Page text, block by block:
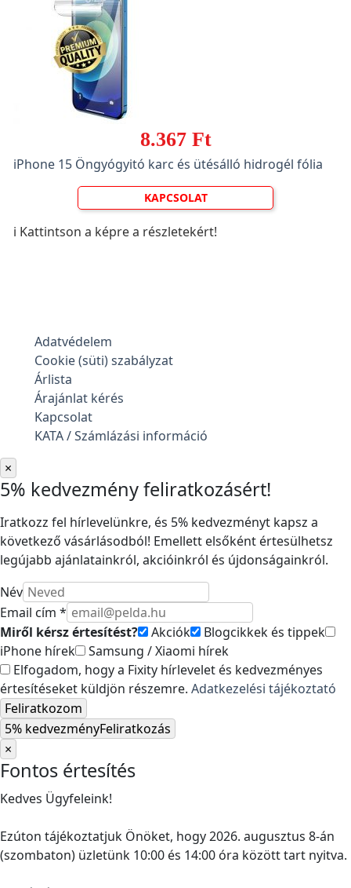
8.367 Ft
iPhone 15 Öngyógyitó karc és ütésálló hidrogél fólia
KAPCSOLAT
ℹ️ Kattintson a képre a részletekért!
Adatvédelem
Cookie (süti) szabályzat
Árlista
Árajánlat kérés
Kapcsolat
KATA / Számlázási információ
×
5% kedvezmény feliratkozásért!
Iratkozz fel hírlevelünkre, és 5% kedvezményt kapsz a
következő vásárlásodból! Emellett elsőként értesülhetsz
legújabb ajánlatainkról, akcióinkról és újdonságainkról.
Név
Email cím *
Miről kérsz értesítést?
Akciók
Blogcikkek és tippek
iPhone hírek
Samsung / Xiaomi hírek
Elfogadom, hogy a Fixity hírlevelet és kedvezményes
értesítéseket küldjön részemre. Adatkezelési tájékoztató
Feliratkozom
5% kedvezményFeliratkozás
×
Fontos értesítés
Kedves Ügyfeleink!
Ezúton tájékoztatjuk Önöket, hogy 2026. augusztus 8-án
(szombaton) üzletünk 10:00 és 14:00 óra között tart nyitva.